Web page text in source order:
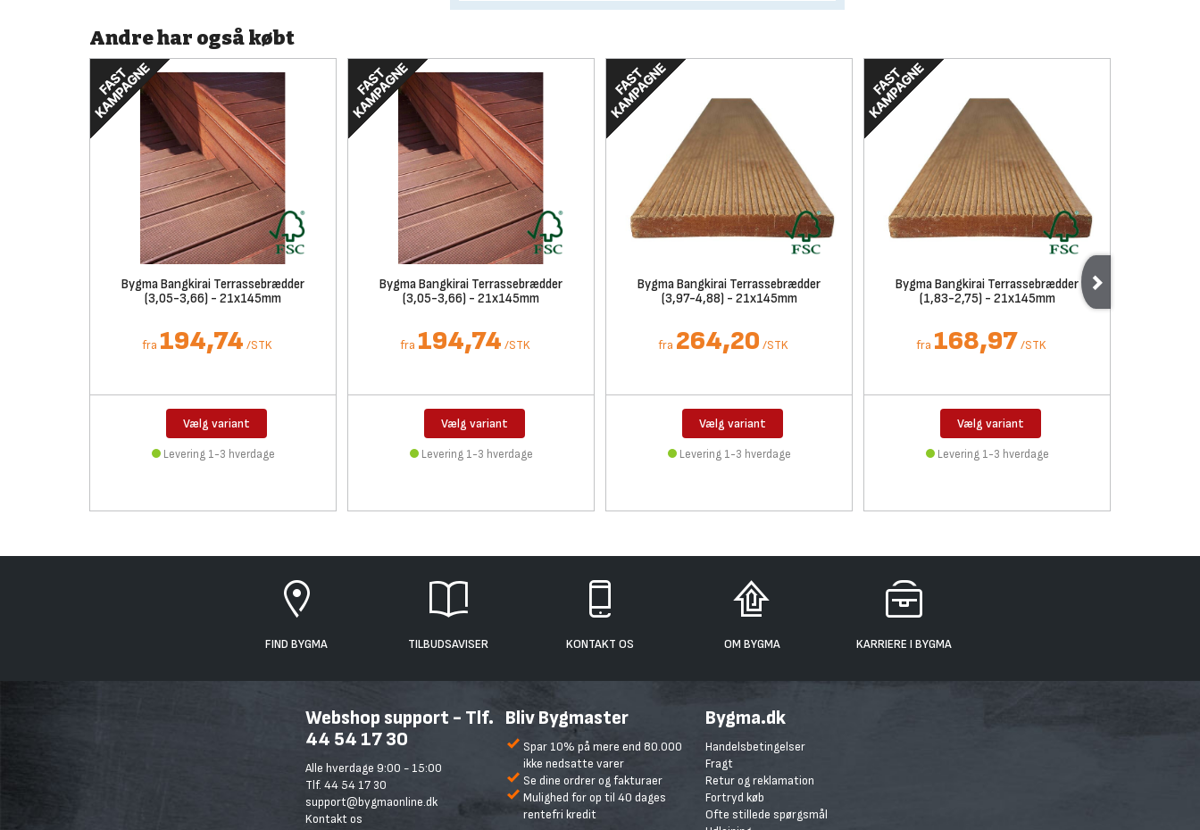
Andre har også købt
Bygma Bangkirai Terrassebrædder
(3,05-3,66) - 21x145mm
fra 194,74 /STK
Vælg variant
Levering 1-3 hverdage
Bygma Bangkirai Terrassebrædder
(3,05-3,66) - 21x145mm
fra 194,74 /STK
Vælg variant
Levering 1-3 hverdage
Bygma Bangkirai Terrassebrædder
(3,97-4,88) - 21x145mm
fra 264,20 /STK
Vælg variant
Levering 1-3 hverdage
Bygma Bangkirai Terrassebrædder
(1,83-2,75) - 21x145mm
fra 168,97/STK
Vælg variant
Levering 1-3 hverdage
FIND BYGMA TILBUDSAVISER KONTAKT OS OM BYGMA KARRIERE I BYGMA
Webshop support - Tlf.
44 54 17 30
Alle hverdage 9:00 - 15:00
Tlf. 44 54 17 30
support@bygmaonline.dk
Kontakt os
Bliv Bygmaster
Spar 10% på mere end 80.000
ikke nedsatte varer
Se dine ordrer og fakturaer
Mulighed for op til 40 dages
rentefri kredit
Bygma.dk
Handelsbetingelser
Fragt
Retur og reklamation
Fortryd køb
Ofte stillede spørgsmål